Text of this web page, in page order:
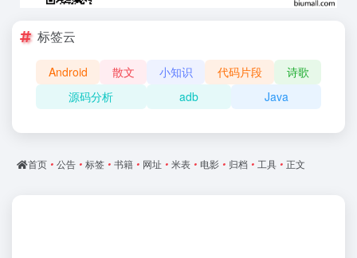
标签云
Android 散文 小知识 代码片段
诗歌
源码分析
adb Java
首页 • 公告 • 标签 • 书籍 • 网址 • 米表 • 电影 • 归档 • 工具 • 正文